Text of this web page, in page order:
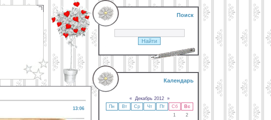
13:06
Поиск
Календарь
« Декабрь 2012
»
Пн
Вт Ср Чт Пт Сб
Вс
1
2